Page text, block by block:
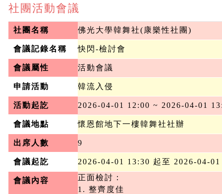
社團活動會議
社團名稱 佛光大學韓舞社(康樂性社團)
會議記錄名稱 快閃-檢討會
會議屬性 活動會議
申請活動 韓流入侵
活動起訖 2026-04-01 12:00 ~ 2026-04-01
會議地點 懷恩館地下一樓韓舞社社辦
出席人數 9
會議起訖 2026-04-01 13:30 起至 2026-04-
會議內容
正面檢討：
1. 整齊度佳